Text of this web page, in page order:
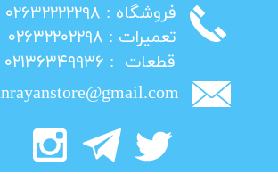
​فروشگاه : ۰۲۶۳۲۲۲۲۲۹۸
​تعمیرات : ۰۲۶۳۲۲۰۲۲۹۸
​قطعات : ۰۲۱۳۶۳۴۹۹۳۶